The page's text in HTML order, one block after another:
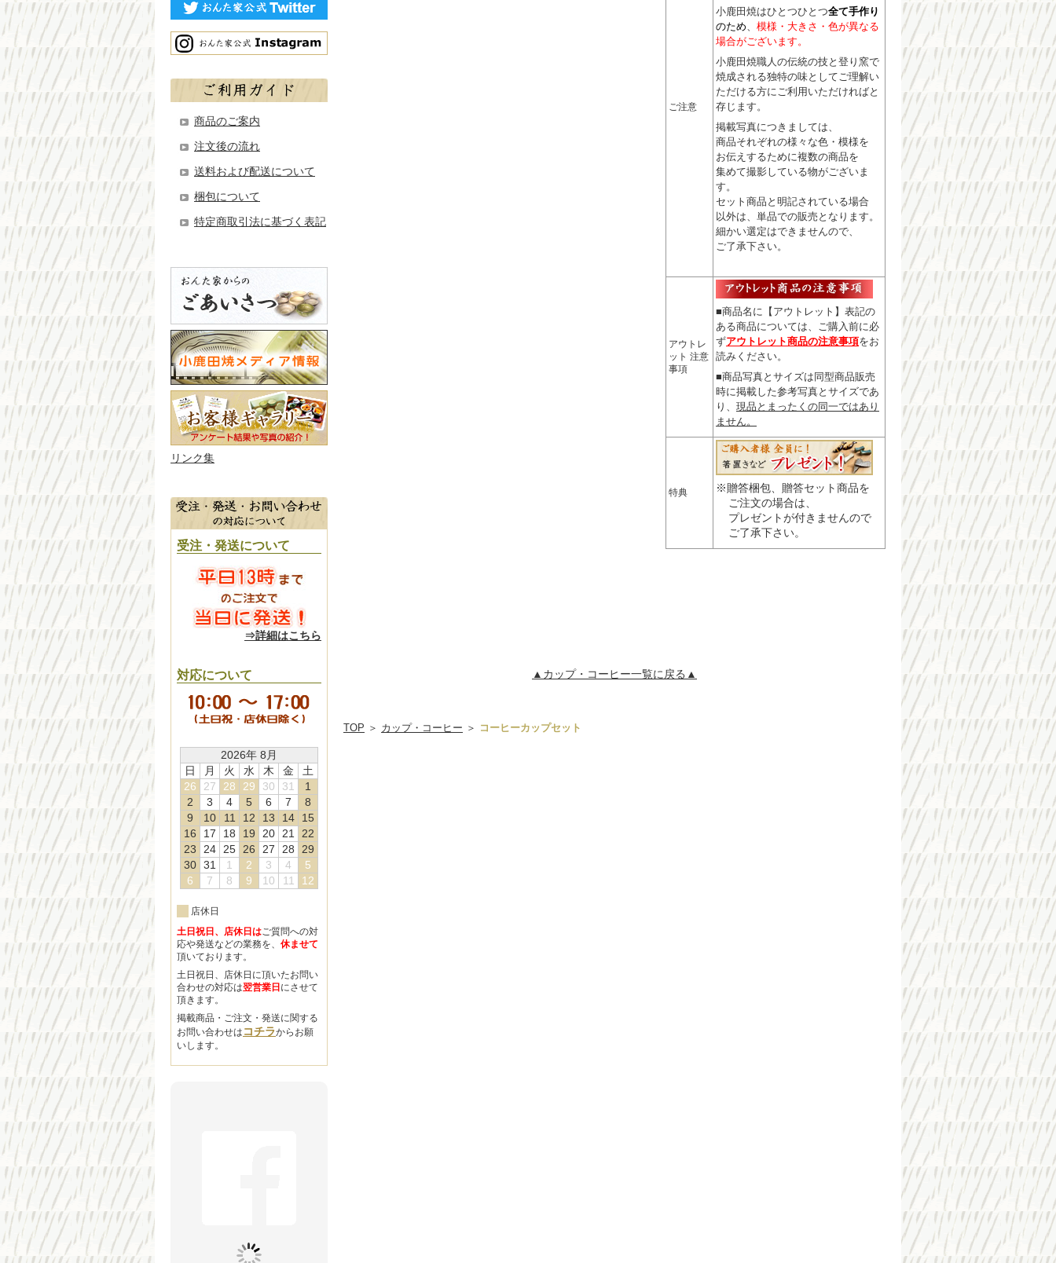
ご注意
小鹿田焼はひとつひとつ全て手作り
のため、 模様・大きさ・色が異なる
場合がございます。
小鹿田焼職人の伝統の技と登り窯で
焼成される独特の味としてご理解い
ただける方にご利用いただければと
存じます。
掲載写真につきましては、
商品それぞれの様々な色・模様を
お伝えするために複数の商品を
集めて撮影している物がございま
す。
セット商品と明記されている場合
以外は、単品での販売となります。
細かい選定はできませんので、
ご了承下さい。
アウトレ
ット 注意
事項
■商品名に【アウトレット】表記の
ある商品については、 ご購入前に必
ずアウトレット商品の注意事項をお
読みください。
■商品写真とサイズは同型商品販売
時に掲載した参考写真とサイズであ
り、 現品とまったくの同一ではあり
ません。
特典
※贈答梱包、贈答セット商品を
ご注文の場合は、
プレゼントが付きませんので
ご了承下さい。
▲カップ・コーヒー一覧に戻る▲
TOP ＞ カップ・コーヒー ＞ コーヒーカップセット
商品のご案内
注文後の流れ
送料および配送について
梱包について
特定商取引法に基づく表記
リンク集
受注・発送について
⇒詳細はこちら
対応について
2026年 8月
日
月 火 水 木 金
土
26
27 28 29 30 31
1
2
3 4 5 6 7
8
9
10 11 12 13 14
15
16
17 18 19 20 21
22
23
24 25 26 27 28
29
30 31 1 2 3 4
5
6
7 8 9 10 11 12
店休日
土日祝日、店休日はご質問への対
応や発送などの業務を、 休ませて
頂いております。
土日祝日、店休日に頂いたお問い
合わせの対応は翌営業日 にさせて
頂きます。
掲載商品・ご注文・発送に関する
お問い合わせは コチラからお願
いします。